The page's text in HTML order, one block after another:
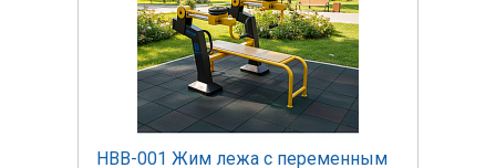
Тренажер оснащен держателем для
бутылки и держателем для телефона,
для комфортного
использования.
НВВ-001 Жим лежа с переменным